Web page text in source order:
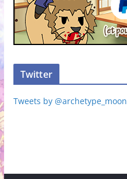
Twitter
Tweets by @archetype_moon